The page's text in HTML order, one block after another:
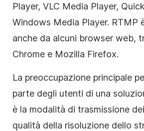
Player, VLC Media Player,
Windows Media Player. RTMP
anche da alcuni browser web,
Chrome e Mozilla Firefox.
La preoccupazione principale
parte degli utenti di una
è la modalità di trasmissione
qualità della risoluzione dello